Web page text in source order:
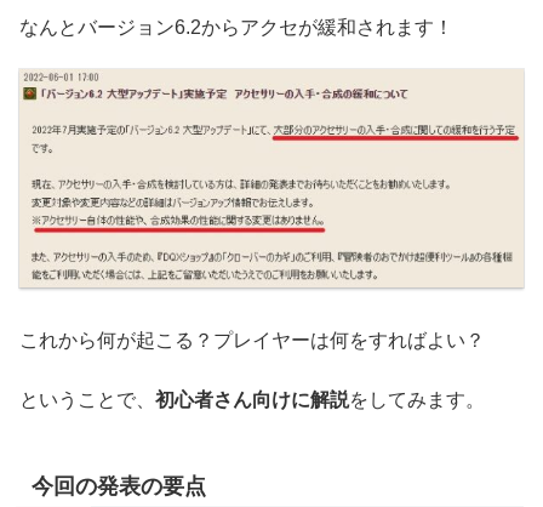
なんとバージョン6.2からアクセが緩和されます！
これから何が起こる？プレイヤーは何をすればよい？
ということで、 初心者さん向けに解説をしてみます。
今回の発表の要点